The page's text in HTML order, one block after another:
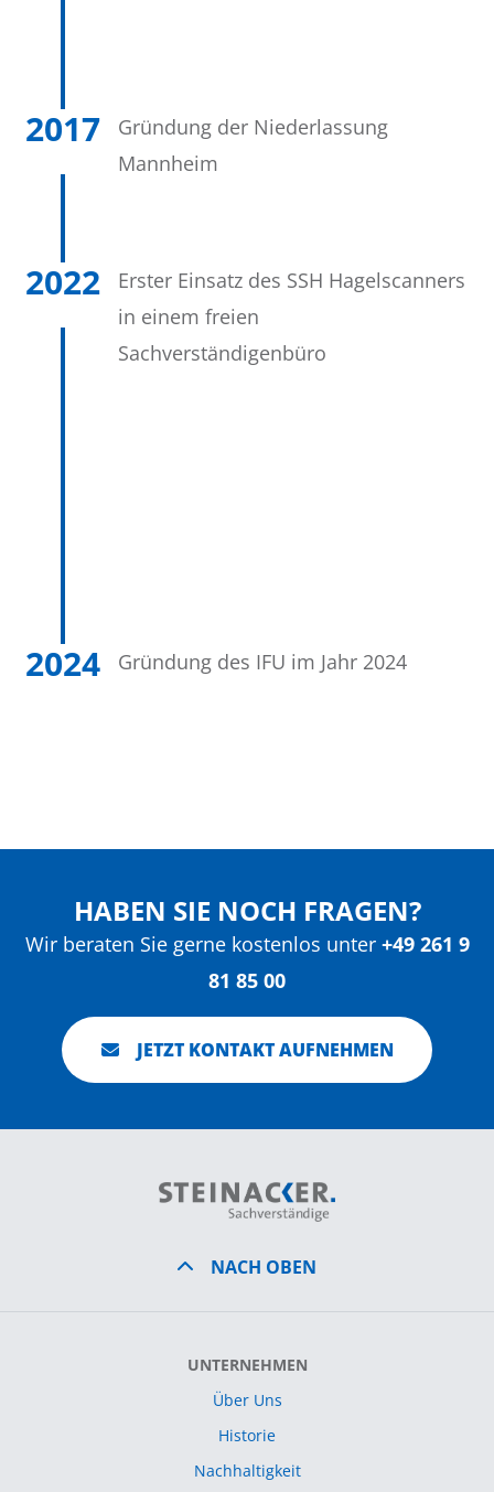
2017
Gründung der Niederlassung
Mannheim
2022
Erster Einsatz des SSH Hagelscanners
in einem freien
Sachverständigenbüro
2024 Gründung des IFU im Jahr 2024
HABEN SIE NOCH FRAGEN?
Wir beraten Sie gerne kostenlos unter +49 261 9
81 85 00
JETZT KONTAKT AUFNEHMEN
NACH OBEN
UNTERNEHMEN
Über Uns
Historie
Nachhaltigkeit